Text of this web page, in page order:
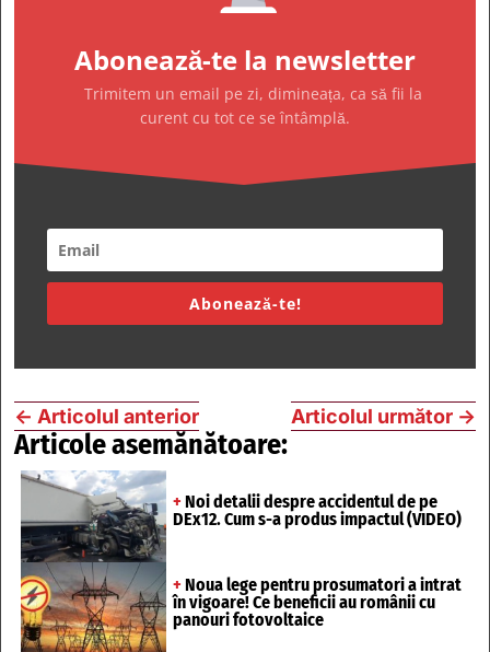
Abonează-te la newsletter
Trimitem un email pe zi, dimineața, ca să fii la
curent cu tot ce se întâmplă.
Abonează-te!
← Articolul anterior Articolul următor →
Articole asemănătoare:
+ Noi detalii despre accidentul de pe
DEx12. Cum s-a produs impactul (VIDEO)
+ Noua lege pentru prosumatori a intrat
în vigoare! Ce beneficii au românii cu
panouri fotovoltaice